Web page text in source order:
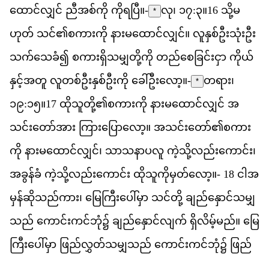
ထငလင ညအစက ကရ ပြီ။- * လု၊ ၁၇:၃။16 သမ
ဟတ သင်၏​စကက နမထငလင်။ လနစဦသဦ
သကသခံ၍ စကရသမတက တညစ ခငင ကယ
နငအတ လတစဦနစဦက ခ ဦလော့။- * တ​ရား၊
၁၉:၁၅။17 ထသတို့၏​စကက နမထငလင အ
သငတအ ကပလော့။ အသငတော်၏​စက
က နမထငလင်၊ သသနပလ ကသလညကင်း၊
အခနခ ကသလညကင ထသကမတလော့။- 18 င အ
မနဆသညကား၊ မ ကပ မ သငတ ခညနငသမ
သည ကငကငဘုံ၌ ခညနငလက ရလမမည်။ မ
ကပ မ ဖညလတသမသည ကငကငဘုံ၌ ဖည